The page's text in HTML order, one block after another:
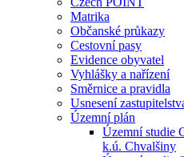
Matrika
Občanské průkazy
Cestovní pasy
Evidence obyvatel
Vyhlášky a nařízení
Směrnice a pravidla
Usnesení
Územní plán
Územní studie
k.ú. Chvalšiny